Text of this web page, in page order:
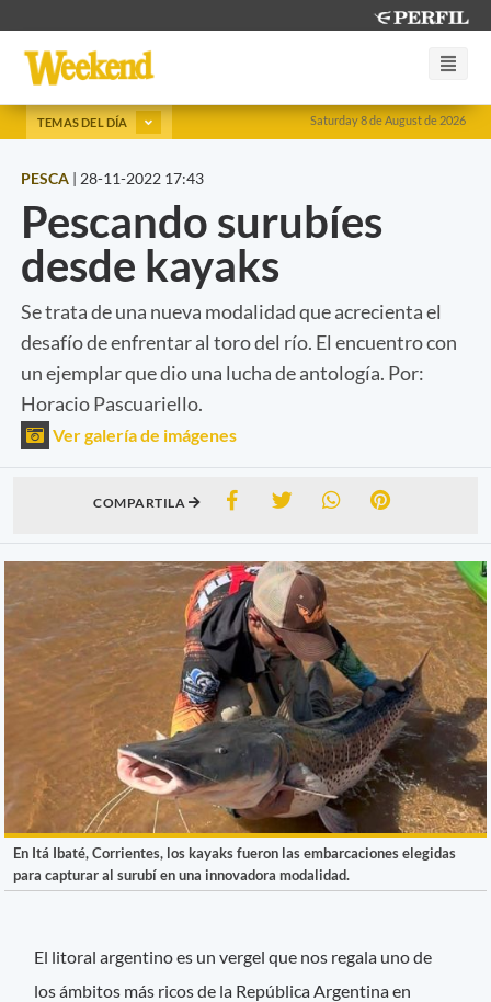
Saturday 8 de August de 2026
TEMAS DEL DÍA
PESCA | 28-11-2022 17:43
Pescando surubíes
desde kayaks
Se trata de una nueva modalidad que acrecienta el
desafío de enfrentar al toro del río. El encuentro con
un ejemplar que dio una lucha de antología. Por:
Horacio Pascuariello.
Ver galería de imágenes
COMPARTILA
En Itá Ibaté, Corrientes, los kayaks fueron las embarcaciones elegidas
para capturar al surubí en una innovadora modalidad.
El litoral argentino es un vergel que nos regala uno de
los ámbitos más ricos de la República Argentina en